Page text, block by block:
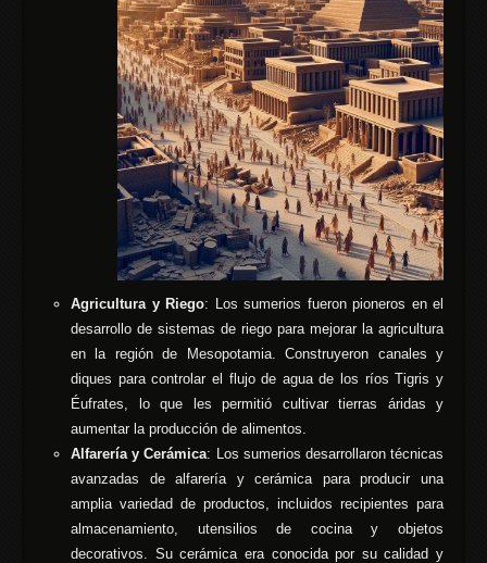
Agricultura y Riego: Los sumerios fueron pioneros en el
desarrollo de sistemas de riego para mejorar la agricultura
en la región de Mesopotamia. Construyeron canales y
diques para controlar el flujo de agua de los ríos Tigris y
Éufrates, lo que les permitió cultivar tierras áridas y
aumentar la producción de alimentos.
Alfarería y Cerámica: Los sumerios desarrollaron técnicas
avanzadas de alfarería y cerámica para producir una
amplia variedad de productos, incluidos recipientes para
almacenamiento, utensilios de cocina y objetos
decorativos. Su cerámica era conocida por su calidad y